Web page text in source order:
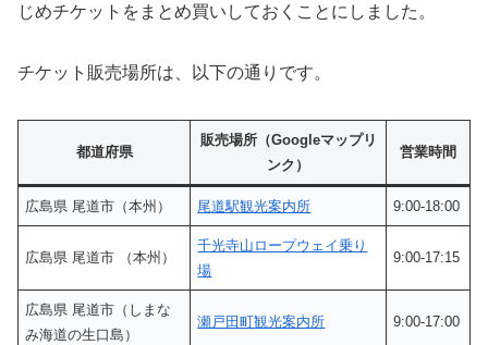
じめチケットをまとめ買いしておくことにしました。
チケット販売場所は、以下の通りです。
都道府県
販売場所（Googleマップリ
ンク）
営業時間
広島県 尾道市（本州） 尾道駅観光案内所 9:00-18:00
広島県 尾道市 （本州）
千光寺山ロープウェイ乗り
場
9:00-17:15
広島県 尾道市（しまな
み海道の生口島）
瀬戸田町観光案内所 9:00-17:00